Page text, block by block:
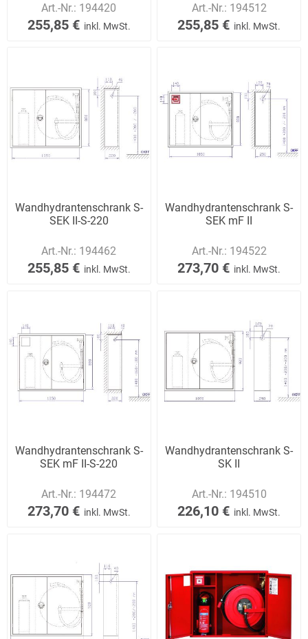
Art.-Nr.: 194420
255,85 € inkl. MwSt.
Art.-Nr.: 194512
255,85 € inkl. MwSt.
Wandhydrantenschrank S-
SEK II-S-220
Art.-Nr.: 194462
255,85 € inkl. MwSt.
Wandhydrantenschrank S-
SEK mF II
Art.-Nr.: 194522
273,70 € inkl. MwSt.
Wandhydrantenschrank S-
SEK mF II-S-220
Art.-Nr.: 194472
273,70 € inkl. MwSt.
Wandhydrantenschrank S-
SK II
Art.-Nr.: 194510
226,10 € inkl. MwSt.